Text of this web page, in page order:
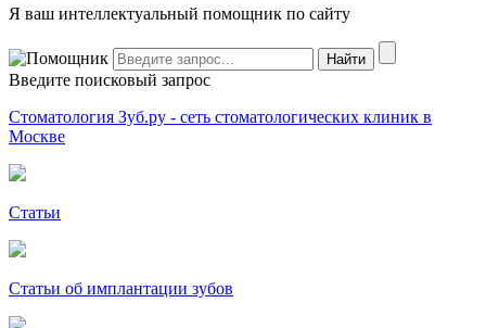
Я ваш интеллектуальный помощник по сайту
Введите поисковый запрос
Стоматология Зуб.ру - сеть стоматологических клиник в
Москве
Статьи
Статьи об имплантации зубов